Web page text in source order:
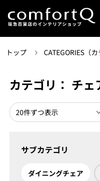
トップ CATEGORIES（
カテゴリ： チェ
サブカテゴリ
ダイニングチェア